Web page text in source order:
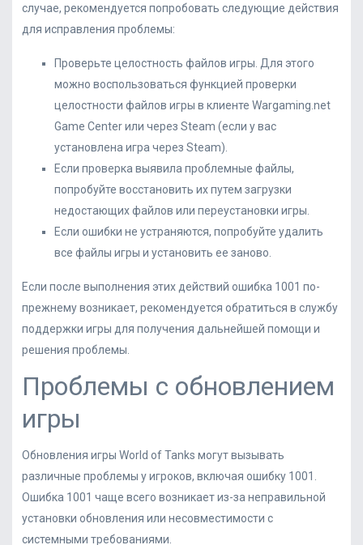
случае, рекомендуется попробовать следующие действия
для исправления проблемы:
Проверьте целостность файлов игры. Для этого
можно воспользоваться функцией проверки
целостности файлов игры в клиенте Wargaming.net
Game Center или через Steam (если у вас
установлена игра через Steam).
Если проверка выявила проблемные файлы,
попробуйте восстановить их путем загрузки
недостающих файлов или переустановки игры.
Если ошибки не устраняются, попробуйте удалить
все файлы игры и установить ее заново.
Если после выполнения этих действий ошибка 1001 по-
прежнему возникает, рекомендуется обратиться в службу
поддержки игры для получения дальнейшей помощи и
решения проблемы.
Проблемы с обновлением
игры
Обновления игры World of Tanks могут вызывать
различные проблемы у игроков, включая ошибку 1001.
Ошибка 1001 чаще всего возникает из-за неправильной
установки обновления или несовместимости с
системными требованиями.